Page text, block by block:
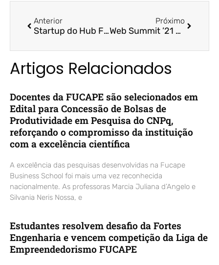
Anterior
Startup do Hub FUCAPE participa no Web Summit – Mundo Business (Folha Vitória)
Próximo
Web Summit ’21 – Coluna Andrea Pena / Hub FUCAPE
Artigos Relacionados
Docentes da FUCAPE são selecionados em
Edital para Concessão de Bolsas de
Produtividade em Pesquisa do CNPq,
reforçando o compromisso da instituição
com a excelência científica
A excelência das pesquisas desenvolvidas na Fucape
Business School foi mais uma vez reconhecida
nacionalmente. As professoras Marcia Juliana d’Angelo e
Silvania Neris Nossa, e
Estudantes resolvem desafio da Fortes
Engenharia e vencem competição da Liga de
Empreendedorismo FUCAPE